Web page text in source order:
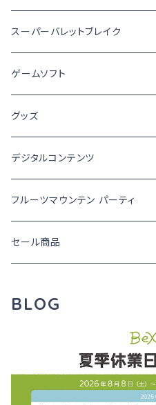
ゲームソフト
スーパーバレットブレイク
ゲームソフト
グッズ
ゲームソフト
幻日のヨハネ - NitM - (ヨハヌマ)
スーパーバレットブレイク
グッズ
どこでもいっしょ
スーパーバレットブレイク
フルーツマウンテン パーティ
デジタルコンテンツ
どこでもいっしょ
ビサイド
フルーツマウンテン パーティ
グッズ
セール商品
BLOG